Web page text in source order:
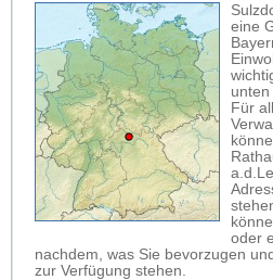
eine
unten
Für
oder
nachdem, was Sie bevorzugen
zur Verfügung stehen.